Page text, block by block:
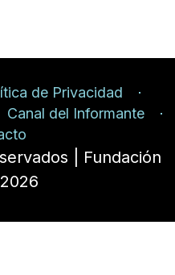
de Privacidad
Canal del Informante
| Fundación